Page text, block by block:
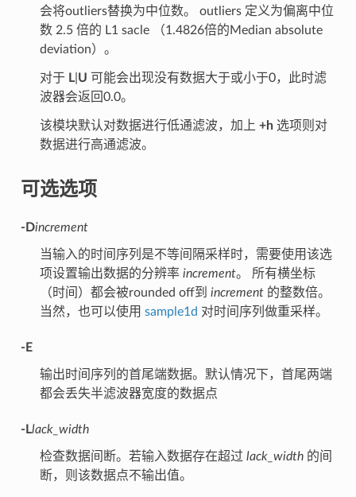
会将outliers替换为中位数。 outliers 定义为偏离中位
数 2.5 倍的 L1 sacle （1.4826倍的Median absolute
deviation）。
对于 L| U 可能会出现没有数据大于或小于0，此时滤
波器会返回0.0。
该模块默认对数据进行低通滤波，加上 +h选项则对
数据进行高通滤波。
可选选项
-Dincrement
当输入的时间序列是不等间隔采样时，需要使用该选
项设置输出数据的分辨率 increment。 所有横坐标
（时间）都会被rounded off到 increment的整数倍。
当然，也可以使用 sample1d 对时间序列做重采样。
-E
输出时间序列的首尾端数据。默认情况下，首尾两端
都会丢失半滤波器宽度的数据点
-Llack_width
检查数据间断。若输入数据存在超过 lack_width的间
断，则该数据点不输出值。